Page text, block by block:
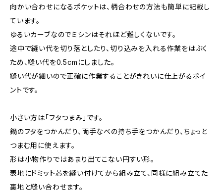
向かい合わせになるポケットは、柄合わせの方法も簡単に記載し
ています。
ゆるいカーブなのでミシンはそれほど難しくないです。
途中で縫い代を切り落としたり、切り込みを入れる作業をはぶく
ため、縫い代を0.5cmにしました。
縫い代が細いので正確に作業することがきれいに仕上がるポイ
ントです。
小さい方は「フタつまみ」です。
鍋のフタをつかんだり、両手なべの持ち手をつかんだり、ちょっと
つまむ用に使えます。
形は小物作りではあまり出てこない円すい形。
表地にドミット芯を縫い付けてから組み立て、同様に組み立てた
裏地と縫い合わせます。